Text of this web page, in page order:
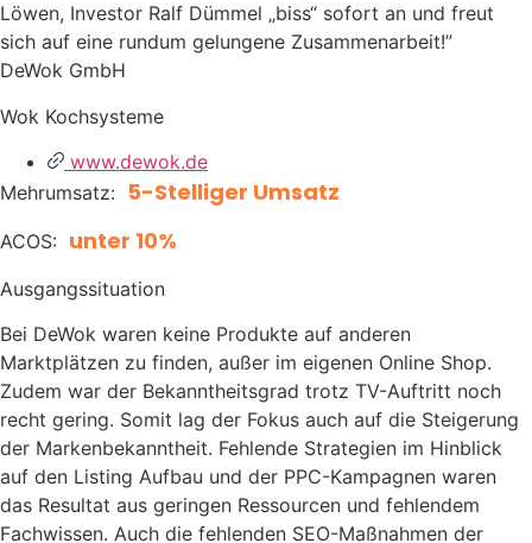
Löwen, Investor Ralf Dümmel „biss“ sofort an und freut
sich auf eine rundum gelungene Zusammenarbeit!”
DeWok GmbH
Wok Kochsysteme
www.dewok.de
Mehrumsatz:
5-Stelliger Umsatz
ACOS: unter 10%
Ausgangssituation
Bei DeWok waren keine Produkte auf anderen
Marktplätzen zu finden, außer im eigenen Online Shop.
Zudem war der Bekanntheitsgrad trotz TV-Auftritt noch
recht gering. Somit lag der Fokus auch auf die Steigerung
der Markenbekanntheit. Fehlende Strategien im Hinblick
auf den Listing Aufbau und der PPC-Kampagnen waren
das Resultat aus geringen Ressourcen und fehlendem
Fachwissen. Auch die fehlenden SEO-Maßnahmen der